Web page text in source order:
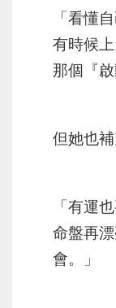
「看懂
有時候
那個『啟
但她也
「有運
命盤再
會。」